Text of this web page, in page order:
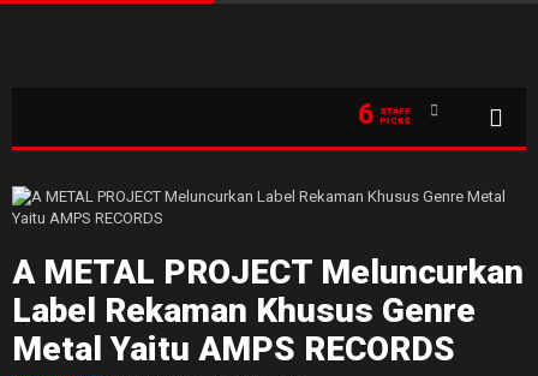
6
STAFF
PICKS
A METAL PROJECT Meluncurkan
Label Rekaman Khusus Genre
Metal Yaitu AMPS RECORDS